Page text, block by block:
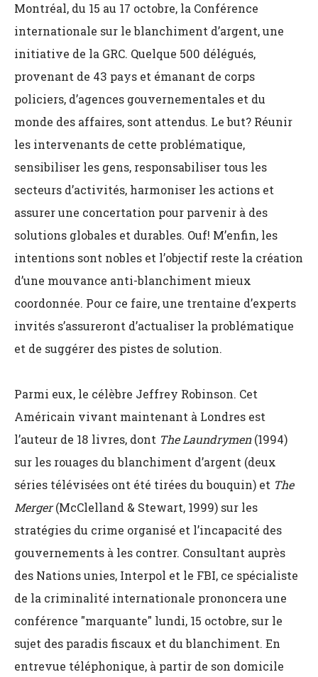
Montréal, du 15 au 17 octobre, la Conférence
internationale sur le blanchiment d’argent, une
initiative de la GRC. Quelque 500 délégués,
provenant de 43 pays et émanant de corps
policiers, d’agences gouvernementales et du
monde des affaires, sont attendus. Le but? Réunir
les intervenants de cette problématique,
sensibiliser les gens, responsabiliser tous les
secteurs d’activités, harmoniser les actions et
assurer une concertation pour parvenir à des
solutions globales et durables. Ouf! M’enfin, les
intentions sont nobles et l’objectif reste la création
d’une mouvance anti-blanchiment mieux
coordonnée. Pour ce faire, une trentaine d’experts
invités s’assureront d’actualiser la problématique
et de suggérer des pistes de solution.
Parmi eux, le célèbre Jeffrey Robinson. Cet
Américain vivant maintenant à Londres est
l’auteur de 18 livres, dont The Laundrymen(1994)
sur les rouages du blanchiment d’argent (deux
séries télévisées ont été tirées du bouquin) et The
Merger(McClelland & Stewart, 1999) sur les
stratégies du crime organisé et l’incapacité des
gouvernements à les contrer. Consultant auprès
des Nations unies, Interpol et le FBI, ce spécialiste
de la criminalité internationale prononcera une
conférence "marquante" lundi, 15 octobre, sur le
sujet des paradis fiscaux et du blanchiment. En
entrevue téléphonique, à partir de son domicile